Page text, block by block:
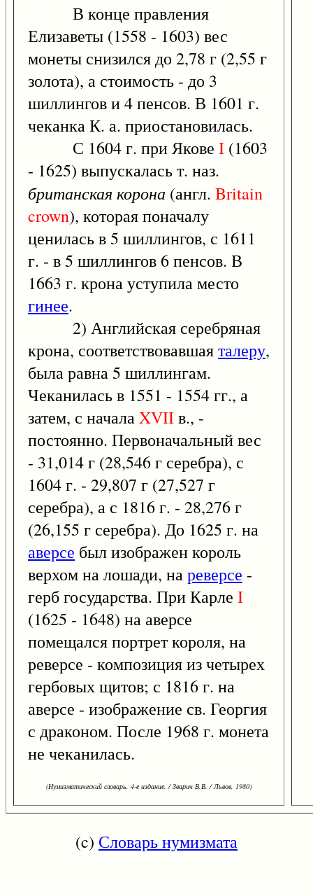
В конце правления
Елизаветы (1558 - 1603) вес
монеты снизился до 2,78 г (2,55 г
золота), а стоимость - до 3
шиллингов и 4 пенсов. В 1601 г.
чеканка К. а. приостановилась.
С 1604 г. при Якове I (1603
- 1625) выпускалась т. наз.
британская корона (англ. Britain
crown), которая поначалу
ценилась в 5 шиллингов, с 1611
г. - в 5 шиллингов 6 пенсов. В
1663 г. крона уступила место
гинее.
2) Английская серебряная
крона, соответствовавшаяталеру,
была равна 5 шиллингам.
Чеканилась в 1551 - 1554 гг., а
затем, с началаXVIIв., -
постоянно. Первоначальный вес
- 31,014 г (28,546 г серебра), с
1604 г. - 29,807 г (27,527 г
серебра), а с 1816 г. - 28,276 г
(26,155 г серебра). До 1625 г. на
аверсе был изображен король
верхом на лошади, нареверсе -
герб государства. При Карле I
(1625 - 1648) на аверсе
помещался портрет короля, на
реверсе - композиция из четырех
гербовых щитов; с 1816 г. на
аверсе - изображение св. Георгия
с драконом. После 1968 г. монета
не чеканилась.
(Нумизматический словарь. 4-е издание. / Зварич В.В. / Львов, 1980)
(c) Словарь нумизмата